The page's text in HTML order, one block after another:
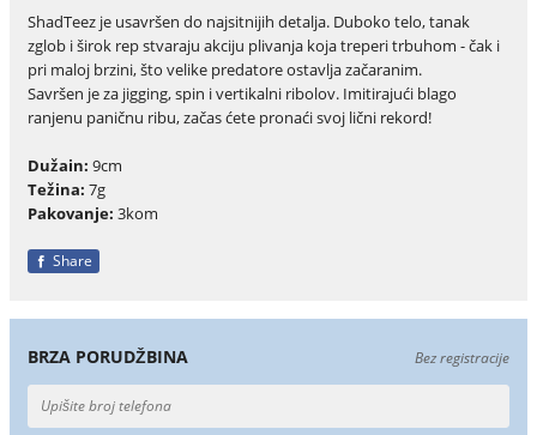
ShadTeez je usavršen do najsitnijih detalja. Duboko telo, tanak
zglob i širok rep stvaraju akciju plivanja koja treperi trbuhom - čak i
pri maloj brzini, što velike predatore ostavlja začaranim.
Savršen je za jigging, spin i vertikalni ribolov. Imitirajući blago
ranjenu paničnu ribu, začas ćete pronaći svoj lični rekord!
Dužain: 9cm
Težina: 7g
Pakovanje: 3kom
Share
BRZA PORUDŽBINA Bez registracije